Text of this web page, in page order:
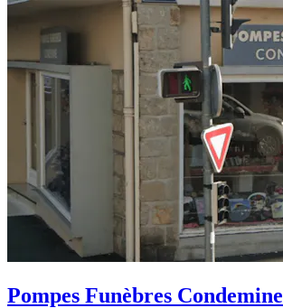
Pompes Funèbres Condemine